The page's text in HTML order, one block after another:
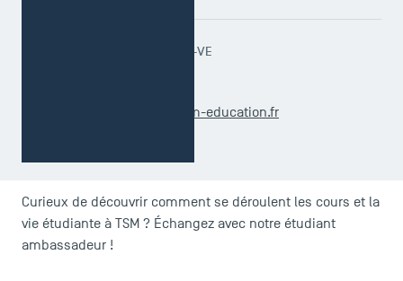
RESPONSABLE ADMINISTRATIF-VE
m1.comptacontrole@tsm-education.fr
Curieux de découvrir comment se déroulent les cours et la
vie étudiante à TSM ? Échangez avec notre étudiant
ambassadeur !